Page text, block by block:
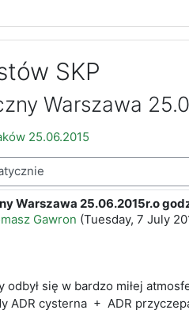
SKP
Warszawa
25.06.2015
Warszawa 25.06.2015r.o
Gawron (Tuesday, 7 July
0
odbył się w bardzo miłej
ADR cysterna + ADR